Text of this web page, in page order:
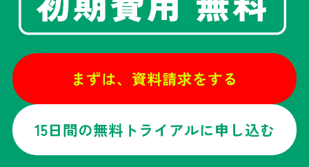
まずは、資料請求をする
15日間の無料トライアルに申し込む